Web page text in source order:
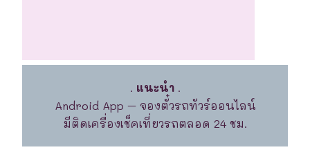
. แนะนำ.
Android App – จองตั๋วรถทัวร์ออนไลน์
มีติดเครื่องเช็คเที่ยวรถตลอด 24 ชม.